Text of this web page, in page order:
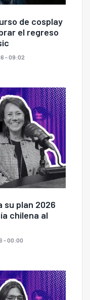
de cosplay
el regreso
- 09:02
su plan 2026
chilena al
- 00:00